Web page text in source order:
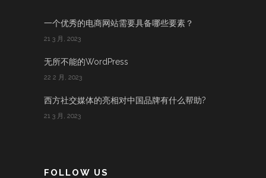
一个优秀的电商网站需要具备哪些要素？
21 3 月, 2023
无所不能的WordPress
22 2 月, 2023
西方社交媒体的亮相对中国品牌有什么帮助?
21 3 月, 2023
FOLLOW US